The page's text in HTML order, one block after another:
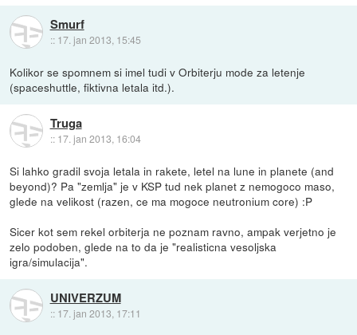
Smurf
:: 17. jan 2013, 15:45
Kolikor se spomnem si imel tudi v Orbiterju mode za letenje
(spaceshuttle, fiktivna letala itd.).
Truga
:: 17. jan 2013, 16:04
Si lahko gradil svoja letala in rakete, letel na lune in planete (and
beyond)? Pa "zemlja" je v KSP tud nek planet z nemogoco maso,
glede na velikost (razen, ce ma mogoce neutronium core) :P
Sicer kot sem rekel orbiterja ne poznam ravno, ampak verjetno je
zelo podoben, glede na to da je "realisticna vesoljska
igra/simulacija".
UNIVERZUM
:: 17. jan 2013, 17:11